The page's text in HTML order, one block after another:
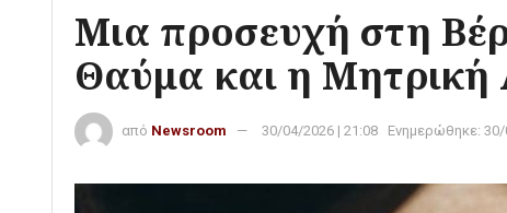
Μια προσευχή στη
Θαύμα και η Μητρική
από Newsroom 30/04/2026 | 21:08 Ενημερώθηκε: 30/